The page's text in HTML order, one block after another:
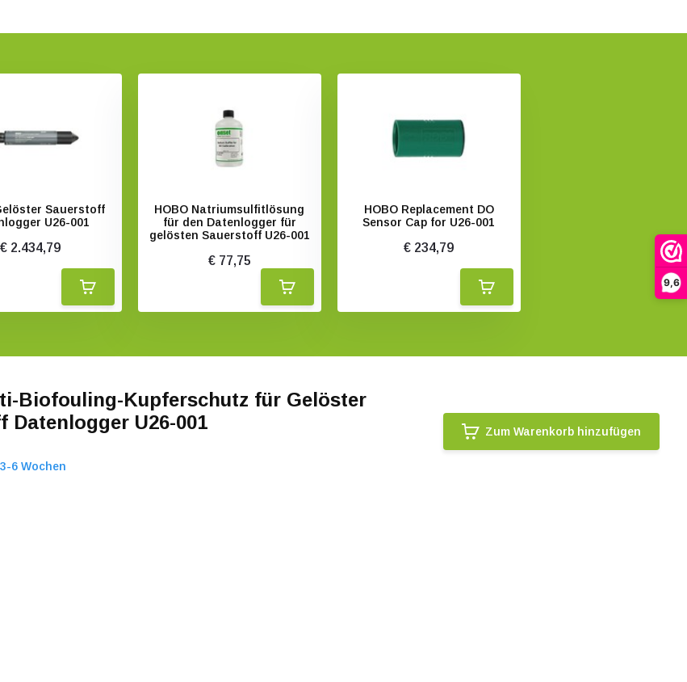
9,6
U26-001
€ 2.434,79
HOBO Natriumsulfitlösung
für den Datenlogger für
gelösten Sauerstoff U26-001
€ 77,75
HOBO Replacement DO
Sensor Cap for U26-001
€ 234,79
Biofouling-Kupferschutz für Gelöster
Datenlogger U26-001
6 Wochen
Zum Warenkorb hinzufügen